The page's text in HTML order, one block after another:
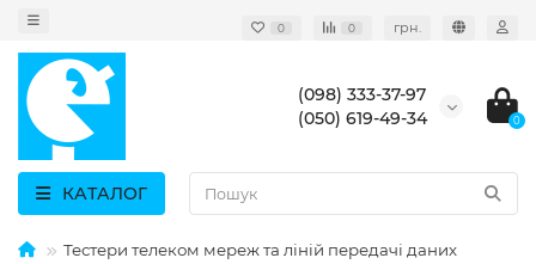
0 0 грн.
(098) 333-37-97
(050) 619-49-34
0
КАТАЛОГ
Тестери телеком мереж та ліній передачі даних